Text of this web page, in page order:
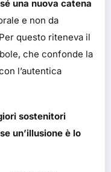
una nuova catena
e non da
questo riteneva il
che confonde la
l’autentica
sostenitori
un’illusione è lo